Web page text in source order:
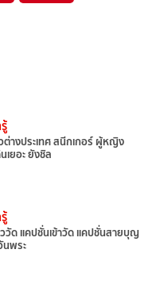
ต่างประเทศ สนีกเกอร์ ผู้หญิง
เยอะ ยังชิล
วัด แคปชั่นเข้าวัด แคปชั่นสายบุญ
นพระ